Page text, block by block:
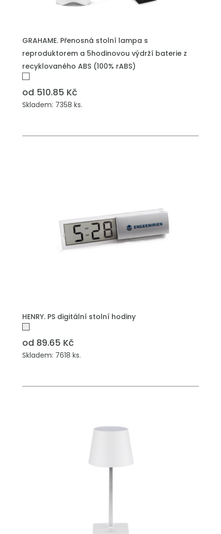
GRAHAME. Přenosná stolní lampa s
reproduktorem a 5hodinovou výdrží baterie z
recyklovaného ABS (100% rABS)
od 510.85 Kč
Skladem: 7358 ks.
HENRY. PS digitální stolní hodiny
od 89.65 Kč
Skladem: 7618 ks.